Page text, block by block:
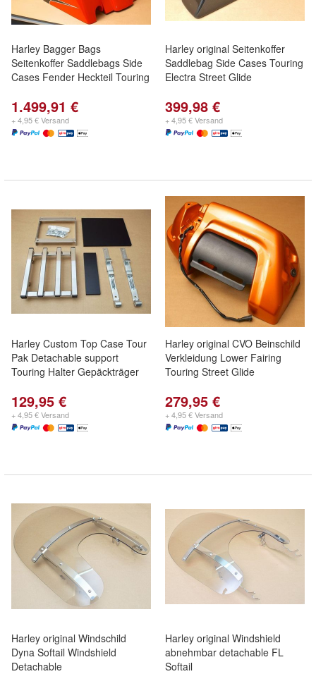
Harley Bagger Bags
Seitenkoffer Saddlebags Side
Cases Fender Heckteil Touring
1.499,91 €
+ 4,95 € Versand
Harley original Seitenkoffer
Saddlebag Side Cases Touring
Electra Street Glide
399,98 €
+ 4,95 € Versand
Harley Custom Top Case Tour
Pak Detachable support
Touring Halter Gepäckträger
129,95 €
+ 4,95 € Versand
Harley original CVO Beinschild
Verkleidung Lower Fairing
Touring Street Glide
279,95 €
+ 4,95 € Versand
Harley original Windschild
Dyna Softail Windshield
Detachable
Harley original Windshield
abnehmbar detachable FL
Softail